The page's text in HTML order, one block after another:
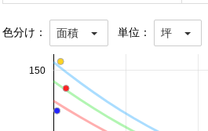
色分け： 面積 単位： 坪
150